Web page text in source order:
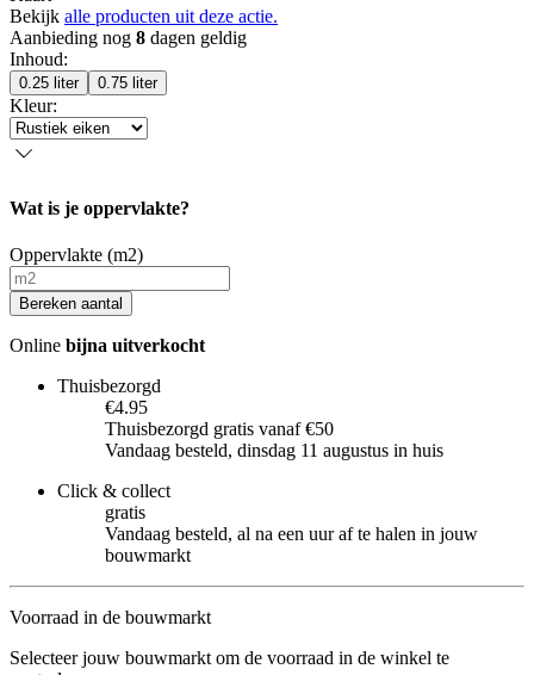
Bekijk alle producten uit deze actie.
Aanbieding nog 8 dagen geldig
Inhoud:
0.25 liter 0.75 liter
Kleur:
Wat is je oppervlakte?
Oppervlakte (m2)
Bereken aantal
Online bijna uitverkocht
Thuisbezorgd
€4.95
Thuisbezorgd gratis vanaf €50
Vandaag besteld, dinsdag 11 augustus in huis
Click & collect
gratis
Vandaag besteld, al na een uur af te halen in jouw
bouwmarkt
Voorraad in de bouwmarkt
Selecteer jouw bouwmarkt om de voorraad in de winkel te